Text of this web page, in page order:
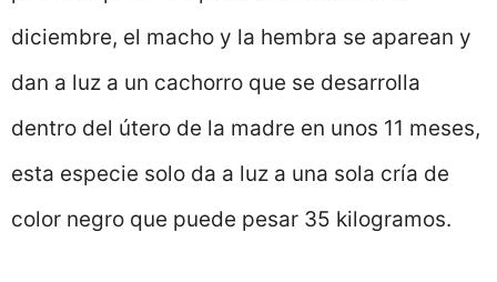
diciembre, el macho y la hembra se aparean y
dan a luz a un cachorro que se desarrolla
dentro del útero de la madre en unos 11 meses,
esta especie solo da a luz a una sola cría de
color negro que puede pesar 35 kilogramos.